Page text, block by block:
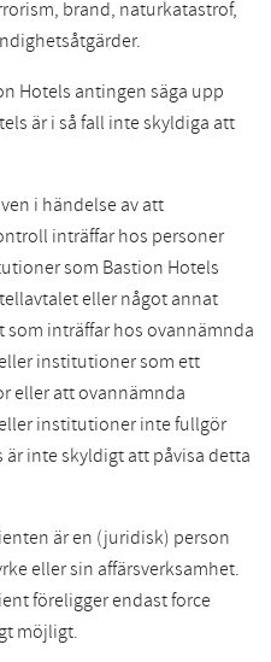
brand, naturkatastrof,
Hotels antingen säga upp
är i så fall inte skyldiga att
i händelse av att
inträffar hos personer
som Bastion Hotels
eller något annat
som inträffar hos ovannämnda
institutioner som ett
eller att ovannämnda
institutioner inte fullgör
inte skyldigt att påvisa detta
är en (juridisk) person
eller sin affärsverksamhet.
föreligger endast force
möjligt.